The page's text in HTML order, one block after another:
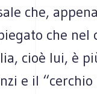
che,
che nel
cioè lui, è
e il “cerchio